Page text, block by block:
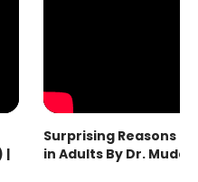
|
Surprising Reasons
in Adults By Dr.